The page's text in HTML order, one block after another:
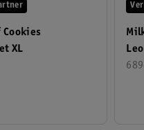
Cookies
XL